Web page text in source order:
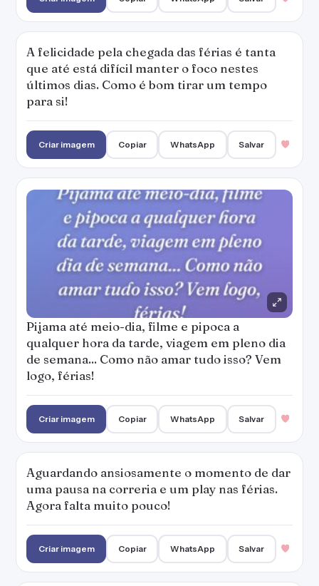
A felicidade pela chegada das férias é tanta
que até está difícil manter o foco nestes
últimos dias. Como é bom tirar um tempo
para si!
Criar imagem Copiar WhatsApp Salvar
Pijama até meio-dia, filme e pipoca a
qualquer hora da tarde, viagem em pleno dia
de semana... Como não amar tudo isso? Vem
logo, férias!
Criar imagem Copiar WhatsApp Salvar
Aguardando ansiosamente o momento de dar
uma pausa na correria e um play nas férias.
Agora falta muito pouco!
Criar imagem Copiar WhatsApp Salvar